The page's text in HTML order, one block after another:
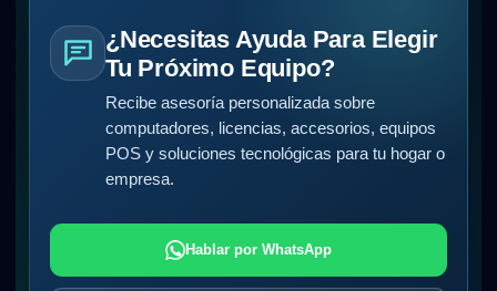
¿Necesitas Ayuda Para Elegir
Tu Próximo Equipo?
Recibe asesoría personalizada sobre
computadores, licencias, accesorios, equipos
POS y soluciones tecnológicas para tu hogar o
empresa.
Hablar por WhatsApp